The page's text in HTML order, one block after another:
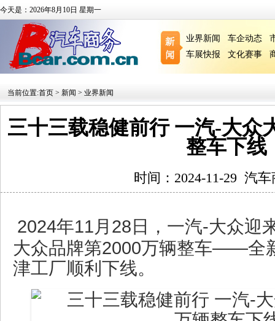
今天是：2026年8月10日 星期一
业界新闻 车企动态
车展快报
文化赛事
当前位置:首页 > 新闻 > 业界新闻
三十三载稳健前行 一汽-大众
整车下线
时间：2024-11-29 汽车
2024年11月28日，一汽-大众
大众品牌第2000万辆整车——全
津工厂顺利下线。